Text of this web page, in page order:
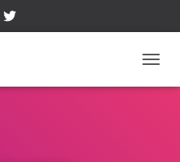
A